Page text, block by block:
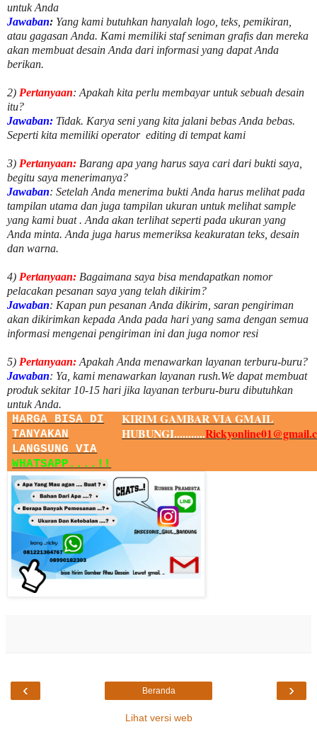
untuk Anda
Jawaban: Yang kami butuhkan hanyalah logo, teks, pemikiran,
atau gagasan Anda. Kami memiliki staf seniman grafis dan mereka
akan membuat desain Anda dari informasi yang dapat Anda
berikan.
2) Pertanyaan: Apakah kita perlu membayar untuksebuah desain
itu?
Jawaban: Tidak. Karya seni yang kita jalani bebas Anda bebas.
Seperti kita memiliki operator editing di tempat kami
3) Pertanyaan: Barang apa yang harus saya cari dari bukti saya,
begitu saya menerimanya?
Jawaban: Setelah Anda menerima bukti Anda harus melihat pada
tampilan utama dan juga tampilan ukuran untuk melihatsample
yang kami buat . Anda akan terlihat seperti pada ukuran yang
Anda minta. Anda juga harus memeriksa keakuratan teks, desain
dan warna.
4) Pertanyaan: Bagaimana saya bisa mendapatkan nomor
pelacakan pesanan saya yang telah dikirim?
Jawaban: Kapan pun pesanan Anda dikirim, saran pengiriman
akan dikirimkan kepada Anda pada hari yang sama dengan semua
informasi mengenai pengiriman ini dan juga nomorresi
5) Pertanyaan: Apakah Anda menawarkan layanan terburu-buru?
Jawaban: Ya, kami menawarkan layanan rush.We dapat membuat
produk sekitar 10-15 hari jika layanan terburu-buru dibutuhkan
untuk Anda.
HARGA BISA DI
TANYAKAN
LANGSUNG VIA
WHATSAPP....!!
KIRIM GAMBAR VIA GMAIL
HUBUNGI...........
‹ ›
Beranda
Lihat versi web